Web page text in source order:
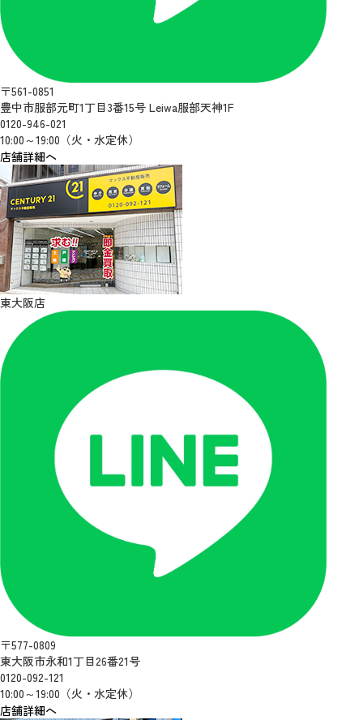
〒561-0851
豊中市服部元町1丁目3番15号 Leiwa服部天神1F
0120-946-021
10:00～19:00（火・水定休）
店舗詳細へ
東大阪店
〒577-0809
東大阪市永和1丁目26番21号
0120-092-121
10:00～19:00（火・水定休）
店舗詳細へ